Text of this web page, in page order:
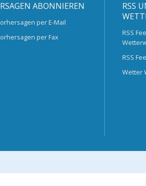
ABONNIEREN
per E-Mail
per Fax
RSS
RSS
RSS
Wetter